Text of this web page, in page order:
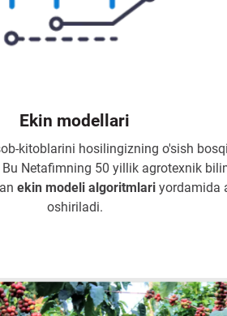
Ekin modellari
kitoblarini hosilingizning o'sish
Netafimning 50 yillik agrotexnik
ekin modeli algoritmlariyordamida
oshiriladi.